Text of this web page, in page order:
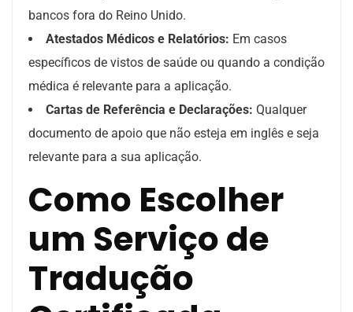
bancos fora do Reino Unido.
Atestados Médicos e Relatórios: Em casos
específicos de vistos de saúde ou quando a condição
médica é relevante para a aplicação.
Cartas de Referência e Declarações: Qualquer
documento de apoio que não esteja em inglês e seja
relevante para a sua aplicação.
Como Escolher
um Serviço de
Tradução